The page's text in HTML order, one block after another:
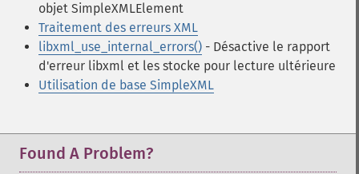
objet SimpleXMLElement
Traitement des erreurs XML
libxml_use_internal_errors() - Désactive le rapport
d'erreur libxml et les stocke pour lecture ultérieure
Utilisation de base SimpleXML
Found A Problem?